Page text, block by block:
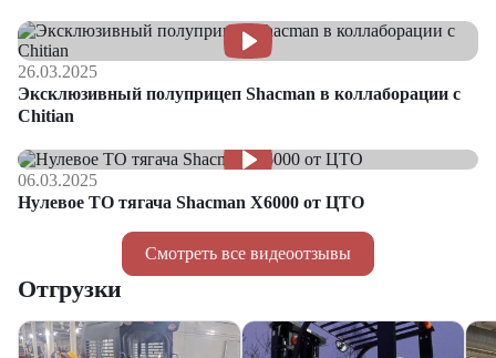
Смотреть все видеоотзывы
26.03.2025
Эксклюзивный полуприцеп Shacman в коллаборации с
Chitian
06.03.2025
Нулевое ТО тягача Shacman Х6000 от ЦТО
Отгрузки